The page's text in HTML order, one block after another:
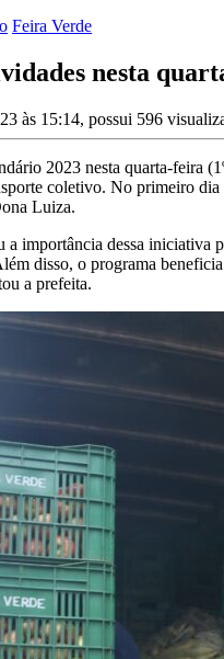
Feira Verde
nesta
às 15:14, possui 596
2023 nesta quarta-feira
coletivo. No primeiro
Luiza.
importância dessa iniciativa
disso, o programa
a prefeita.